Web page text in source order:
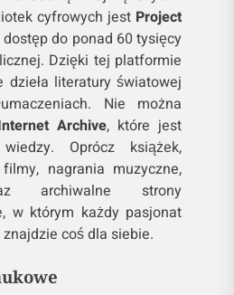
cyfrowych jest Project
do ponad 60 tysięcy
Dzięki tej platformie
dzieła literatury światowej
Nie można
Archive, które jest
Oprócz książek,
nagrania muzyczne,
archiwalne strony
w którym każdy pasjonat
coś dla siebie.